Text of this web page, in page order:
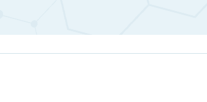
антибиотики, противовирусные